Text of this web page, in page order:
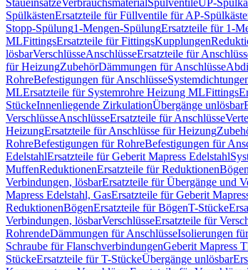
StaueinsätzeVerbrauchsmaterialSpülventileUP-
SpülkästenErsatzteile für Füllventile für AP-
Stopp-Spülung1-Mengen-SpülungErsatzteile für 1-
MLFittingsErsatzteile für FittingsKupplungen
lösbarVerschlüsseAnschlüsseErsatzteile für
für HeizungZubehörDämmungen für Anschlüsse
RohreBefestigungen für Anschlüsse
MLErsatzteile für Systemrohre Heizung MLFittings
StückeInnenliegende ZirkulationÜbergänge unlösbar
VerschlüsseAnschlüsseErsatzteile für Anschlüsse
HeizungErsatzteile für Anschlüsse für Heizung
RohreBefestigungen für RohreBefestigungen für
EdelstahlErsatzteile für Geberit Mapress Edelstahl
MuffenReduktionenErsatzteile für ReduktionenBögen
Verbindungen, lösbarErsatzteile für Übergänge und
Mapress Edelstahl, GasErsatzteile für Geberit
ReduktionenBögenErsatzteile für BögenT-Stücke
Verbindungen, lösbarVerschlüsseErsatzteile für
RohrendeDämmungen für AnschlüsseIsolierungen
Schraube für FlanschverbindungenGeberit Mapress
StückeErsatzteile für T-StückeÜbergänge unlösbar